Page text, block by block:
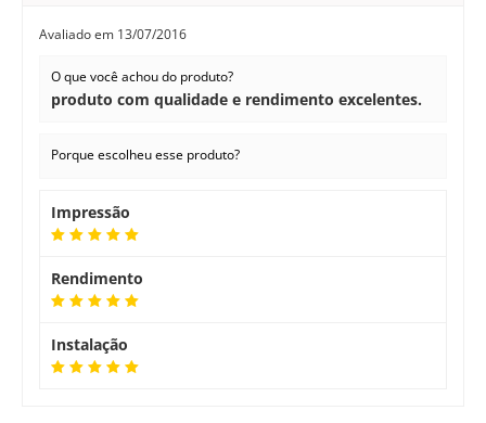
Avaliado em 13/07/2016
O que você achou do produto?
produto com qualidade e rendimento excelentes.
Porque escolheu esse produto?
Impressão
Rendimento
Instalação